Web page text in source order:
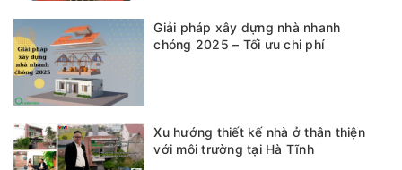
Giải pháp xây dựng nhà nhanh
chóng 2025 – Tối ưu chi phí
Xu hướng thiết kế nhà ở thân thiện
với môi trường tại Hà Tĩnh